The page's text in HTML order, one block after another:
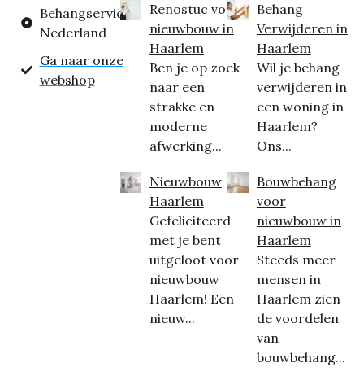
Behangservice
Nederland
Ga naar onze
webshop
Renostuc voor
nieuwbouw in
Haarlem
Ben je op zoek
naar een
strakke en
moderne
afwerking...
Nieuwbouw
Haarlem
Gefeliciteerd
met je bent
uitgeloot voor
nieuwbouw
Haarlem! Een
nieuw...
Behang
Verwijderen in
Haarlem
Wil je behang
verwijderen in
een woning in
Haarlem?
Ons...
Bouwbehang
voor
nieuwbouw in
Haarlem
Steeds meer
mensen in
Haarlem zien
de voordelen
van
bouwbehang...